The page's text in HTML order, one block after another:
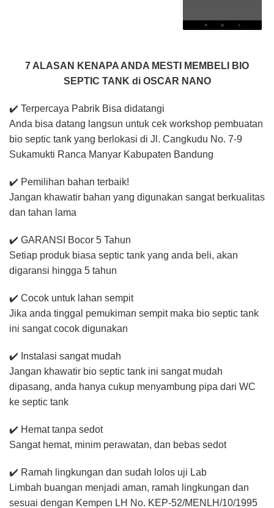
7 ALASAN KENAPA ANDA MESTI MEMBELI BIO
SEPTIC TANK di OSCAR NANO
✔️ Terpercaya Pabrik Bisa didatangi
Anda bisa datang langsun untuk cek workshop pembuatan
bio septic tank yang berlokasi di Jl. Cangkudu No. 7-9
Sukamukti Ranca Manyar Kabupaten Bandung
✔️ Pemilihan bahan terbaik!
Jangan khawatir bahan yang digunakan sangat berkualitas
dan tahan lama
✔️ GARANSI Bocor 5 Tahun
Setiap produk biasa septic tank yang anda beli, akan
digaransi hingga 5 tahun
✔️ Cocok untuk lahan sempit
Jika anda tinggal pemukiman sempit maka bio septic tank
ini sangat cocok digunakan
✔️ Instalasi sangat mudah
Jangan khawatir bio septic tank ini sangat mudah
dipasang, anda hanya cukup menyambung pipa dari WC
ke septic tank
✔️ Hemat tanpa sedot
Sangat hemat, minim perawatan, dan bebas sedot
✔️ Ramah lingkungan dan sudah lolos uji Lab
Limbah buangan menjadi aman, ramah lingkungan dan
sesuai dengan Kempen LH No. KEP-52/MENLH/10/1995